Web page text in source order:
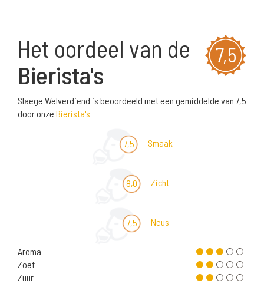
7,5
Het oordeel van de
Bierista's
Slaege Welverdiend is beoordeeld met een gemiddelde van 7,5
door onze Bierista's
7,5 Smaak
8,0 Zicht
7,5 Neus
Aroma
Zoet
Zuur